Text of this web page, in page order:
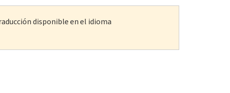
disponible en el idioma